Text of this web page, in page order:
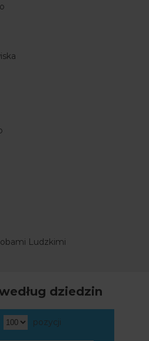
Ludzkimi
dziedzin
pozycji